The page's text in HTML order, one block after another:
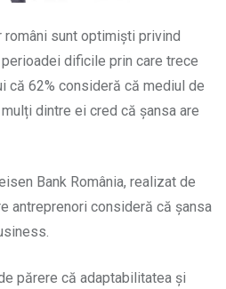
sunt optimiști privind
dificile prin care trece
că 62% consideră că mediul de
dintre ei cred că șansa are
Bank România, realizat de
antreprenori consideră că șansa
părere că adaptabilitatea și